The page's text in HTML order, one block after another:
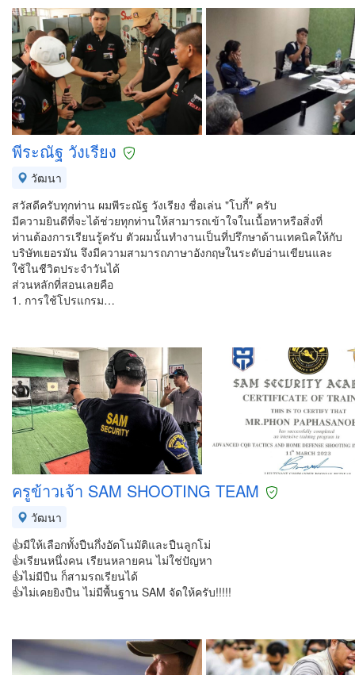
พีระณัฐ วังเรียง
วัฒนา
สวัสดีครับทุกท่าน ผมพีระณัฐ วังเรียง ชื่อเล่น "โบกี้" ครับ
มีความยินดีที่จะได้ช่วยทุกท่านให้สามารถเข้าใจในเนื้อหาหรือสิ่งที่
ท่านต้องการเรียนรู้ครับ ตัวผมนั้นทำงานเป็นที่ปรึกษาด้านเทคนิคให้กับ
บริษัทเยอรมัน จึงมีความสามารถภาษาอังกฤษในระดับอ่านเขียนและ
ใช้ในชีวิตประจำวันได้
ส่วนหลักที่สอนเลยคือ
1. การใช้โปรแกรม…
ครูข้าวเจ้า SAM SHOOTING TEAM
วัฒนา
👍มีให้เลือกทั้งปืนกึ่งอัตโนมัติและปืนลูกโม่
👍เรียนหนึ่งคน เรียนหลายคน ไม่ใช่ปัญหา
👍ไม่มีปืน ก็สามรถเรียนได้
👍ไม่เคยยิงปืน ไม่มีพื้นฐาน SAM จัดให้ครับ!!!!!